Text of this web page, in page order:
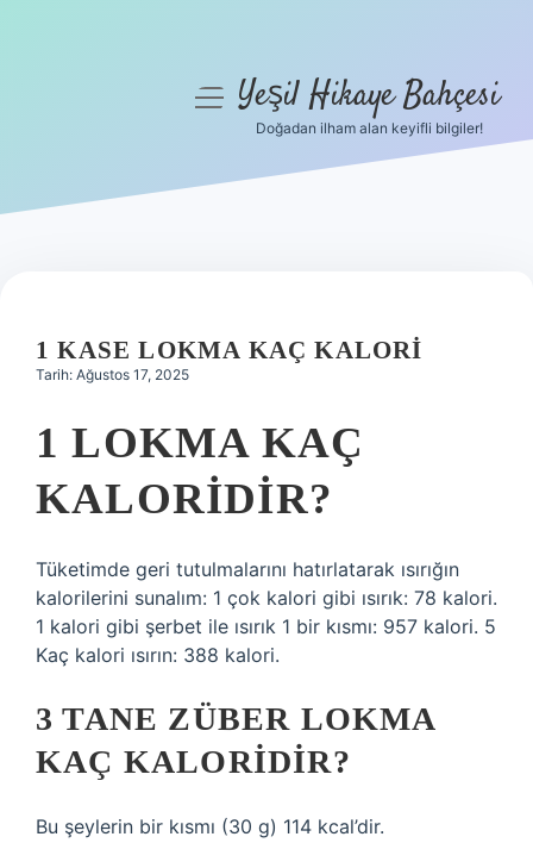
Hakkımızda
menüyüYeşil Hikaye Bahçesi
Doğadan ilham alan keyifli bilgiler!
1 KASE LOKMA KAÇ KALORI
Tarih: Ağustos 17, 2025
1 LOKMA KAÇ
KALORIDIR?
Tüketimde geri tutulmalarını hatırlatarak ısırığın
kalorilerini sunalım: 1 çok kalori gibi ısırık: 78 kalori.
1 kalori gibi şerbet ile ısırık 1 bir kısmı: 957 kalori. 5
Kaç kalori ısırın: 388 kalori.
3 TANE ZÜBER LOKMA
KAÇ KALORIDIR?
Bu şeylerin bir kısmı (30 g) 114 kcal’dir.